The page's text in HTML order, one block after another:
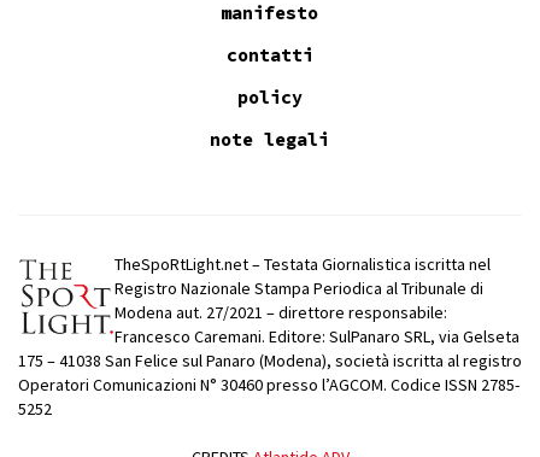
manifesto
contatti
policy
note legali
TheSpoRtLight.net – Testata Giornalistica iscritta nel
Registro Nazionale Stampa Periodica al Tribunale di
Modena aut. 27/2021 – direttore responsabile:
Francesco Caremani. Editore: SulPanaro SRL, via Gelseta
175 – 41038 San Felice sul Panaro (Modena), società iscritta al registro
Operatori Comunicazioni N° 30460 presso l’AGCOM. Codice ISSN 2785-
5252